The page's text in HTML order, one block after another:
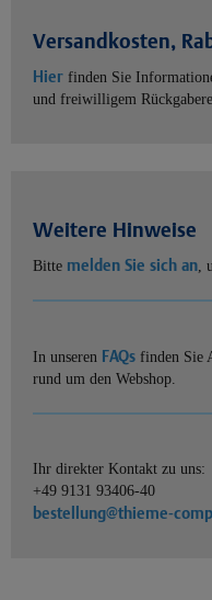
Versandkosten,
Hier finden Sie
und freiwilligem
Weitere Hinweise
Bitte melden Sie sich an,
In unseren FAQs finden Sie
rund um den Webshop.
Ihr direkter Kontakt zu uns:
+49 9131 93406-40
bestellung@thieme-